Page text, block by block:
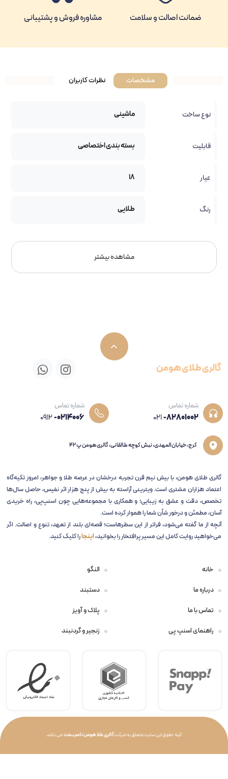
ضمانت اصالت و سلامت مشاوره فروش و پشتیبانی
مشخصات نظرات کاربران
نوع ساخت ماشینی
قابلیت بسته بندی اختصاصی
عیار 18
رنگ طلایی
مشاهده بیشتر
گالری طلای هومن
شماره تماس
021-82801002
شماره تماس
0912-0214006
کرج، خیابان المهدی، نبش کوچه طالقانی، گالری هومن پ 42
گالری طلای هومن، با بیش نیم قرن تجربه‌ درخشان در عرصه طلا و جواهر، امروز تکیه‌گاه
اعتماد هزاران مشتری است. ویترینی آراسته به بیش از پنج هزار اثر نفیس، حاصل سال‌ها
تخصص، دقت و عشق به زیبایی؛ و همکاری با مجموعه‌هایی چون اسنپ‌پی، راه خریدی
آسان، مطمئن و درخور شأن شما را هموار کرده است.
آنچه از ما گفته می‌شود، فراتر از این سطرهاست؛ قصه‌ای بلند از تعهد، تنوع و اصالت. اگر
می‌خواهید روایت کامل این مسیر پرافتخار را بخوانید،اینجارا کلیک کنید.
خانه
درباره ما
تماس با ما
راهنمای اسنپ پی
النگو
دستبند
پلاک و آویز
زنجیر و گردنبند
کلیه حقوق این سایت متعلق به شرکتگالری طلا هومن ناصربختمی باشد